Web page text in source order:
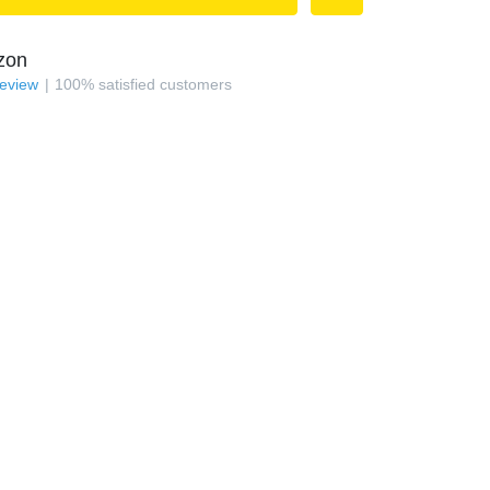
100% satisfied customers